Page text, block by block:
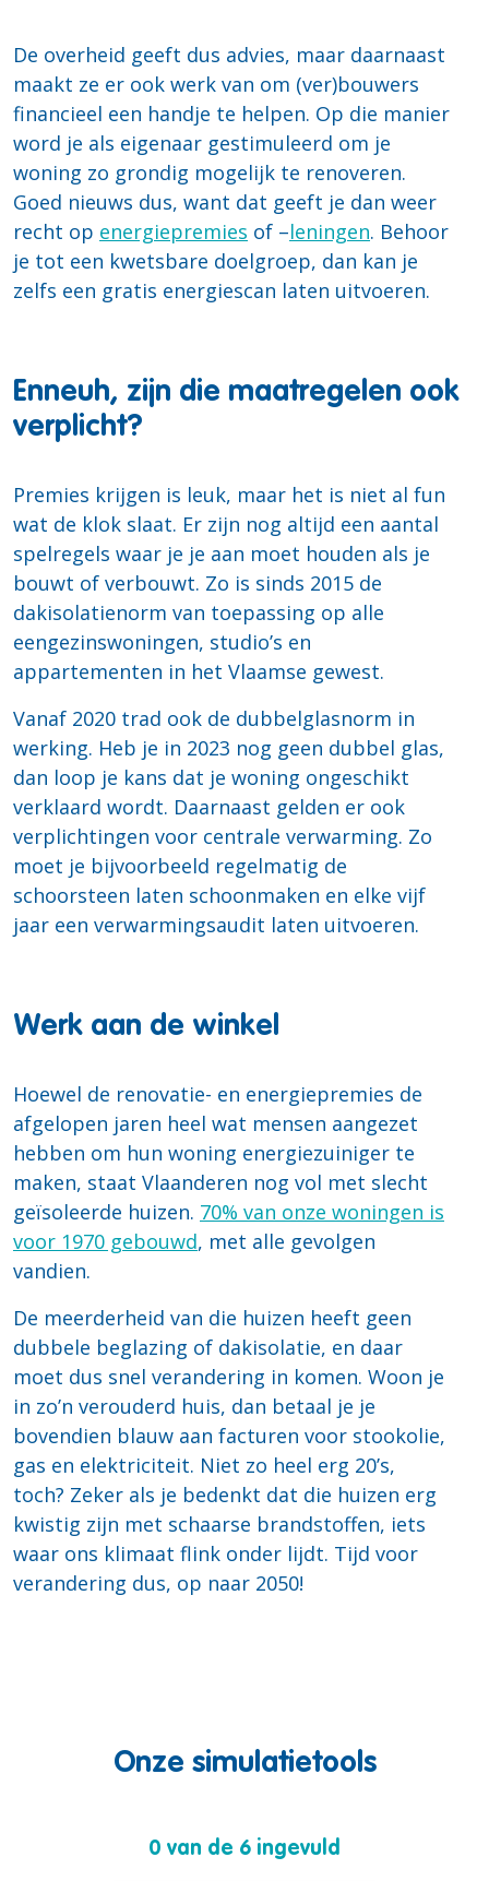
De overheid geeft dus advies, maar daarnaast
maakt ze er ook werk van om (ver)bouwers
financieel een handje te helpen. Op die manier
word je als eigenaar gestimuleerd om je
woning zo grondig mogelijk te renoveren.
Goed nieuws dus, want dat geeft je dan weer
recht op energiepremies of –leningen. Behoor
je tot een kwetsbare doelgroep, dan kan je
zelfs een gratis energiescan laten uitvoeren.
Enneuh, zijn die maatregelen ook
verplicht?
Premies krijgen is leuk, maar het is niet al fun
wat de klok slaat. Er zijn nog altijd een aantal
spelregels waar je je aan moet houden als je
bouwt of verbouwt. Zo is sinds 2015 de
dakisolatienorm van toepassing op alle
eengezinswoningen, studio’s en
appartementen in het Vlaamse gewest.
Vanaf 2020 trad ook de dubbelglasnorm in
werking. Heb je in 2023 nog geen dubbel glas,
dan loop je kans dat je woning ongeschikt
verklaard wordt. Daarnaast gelden er ook
verplichtingen voor centrale verwarming. Zo
moet je bijvoorbeeld regelmatig de
schoorsteen laten schoonmaken en elke vijf
jaar een verwarmingsaudit laten uitvoeren.
Werk aan de winkel
Hoewel de renovatie- en energiepremies de
afgelopen jaren heel wat mensen aangezet
hebben om hun woning energiezuiniger te
maken, staat Vlaanderen nog vol met slecht
geïsoleerde huizen. 70% van onze woningen is
voor 1970 gebouwd, met alle gevolgen
vandien.
De meerderheid van die huizen heeft geen
dubbele beglazing of dakisolatie, en daar
moet dus snel verandering in komen. Woon je
in zo’n verouderd huis, dan betaal je je
bovendien blauw aan facturen voor stookolie,
gas en elektriciteit. Niet zo heel erg 20’s,
toch? Zeker als je bedenkt dat die huizen erg
kwistig zijn met schaarse brandstoffen, iets
waar ons klimaat flink onder lijdt. Tijd voor
verandering dus, op naar 2050!
Onze simulatietools
0 van de 6 ingevuld